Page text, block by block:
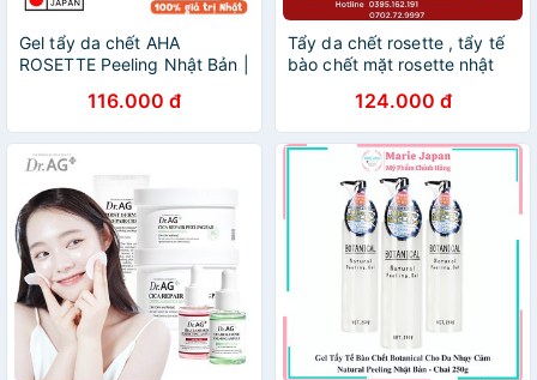
Gel tẩy da chết AHA
ROSETTE Peeling Nhật Bản |
cảm và da thường tuýp
120g
116.000 đ
Tẩy da chết rosette , tẩy tế
bào chết mặt rosette nhật
mụn da nhạy cảm
Cosmetic999
124.000 đ